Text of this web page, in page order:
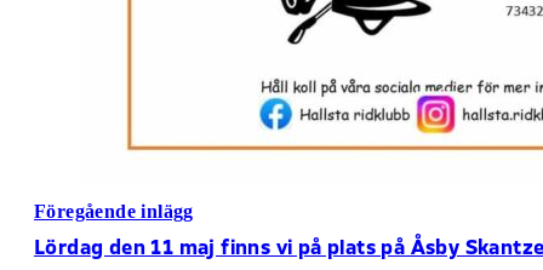
Föregående inlägg
Lördag den 11 maj finns vi på plats på Åsby